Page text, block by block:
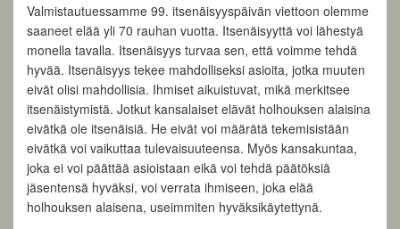
Valmistautuessamme 99. itsenäisyyspäivän viettoon olemme
saaneet elää yli 70 rauhan vuotta. Itsenäisyyttä voi lähestyä
monella tavalla. Itsenäisyys turvaa sen, että voimme tehdä
hyvää. Itsenäisyys tekee mahdolliseksi asioita, jotka muuten
eivät olisi mahdollisia. Ihmiset aikuistuvat, mikä merkitsee
itsenäistymistä. Jotkut kansalaiset elävät holhouksen alaisina
eivätkä ole itsenäisiä. He eivät voi määrätä tekemisistään
eivätkä voi vaikuttaa tulevaisuuteensa. Myös kansakuntaa,
joka ei voi päättää asioistaan eikä voi tehdä päätöksiä
jäsentensä hyväksi, voi verrata ihmiseen, joka elää
holhouksen alaisena, useimmiten hyväksikäytettynä.